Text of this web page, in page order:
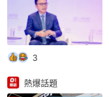
3
熱爆話題